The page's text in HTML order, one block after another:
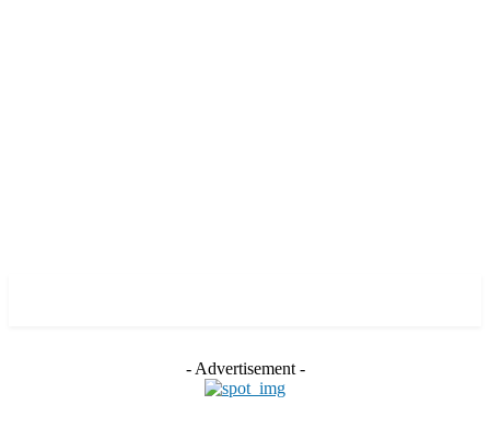
- Advertisement -